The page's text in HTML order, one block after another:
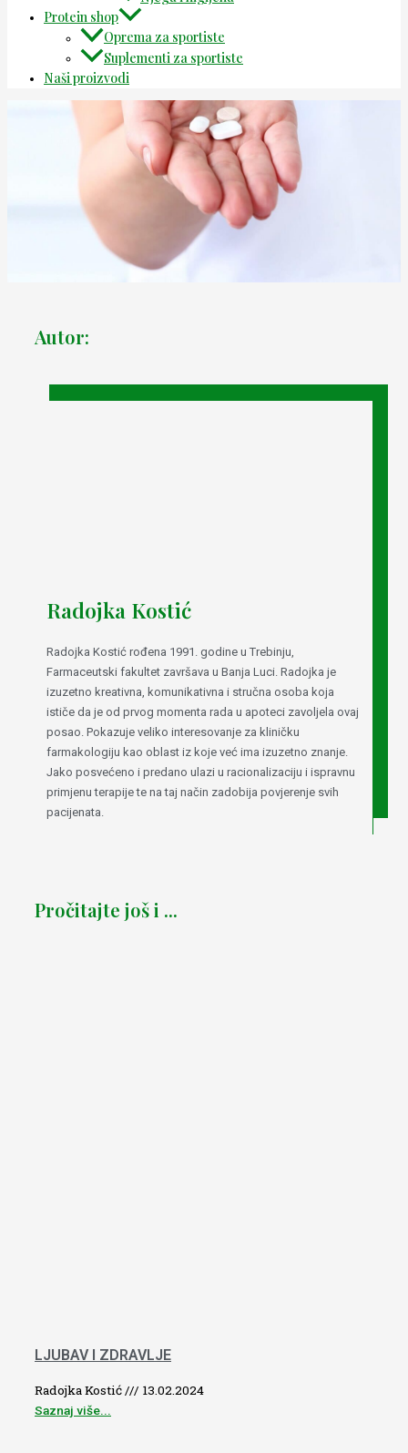
Protein shop
Oprema za sportiste
Suplementi za sportiste
Naši proizvodi
Autor:
Radojka Kostić
Radojka Kostić rođena 1991. godine u Trebinju,
Farmaceutski fakultet završava u Banja Luci. Radojka je
izuzetno kreativna, komunikativna i stručna osoba koja
ističe da je od prvog momenta rada u apoteci zavoljela ovaj
posao. Pokazuje veliko interesovanje za kliničku
farmakologiju kao oblast iz koje već ima izuzetno znanje.
Jako posvećeno i predano ulazi u racionalizaciju i ispravnu
primjenu terapije te na taj način zadobija povjerenje svih
pacijenata.
Pročitajte još i ...
LJUBAV I ZDRAVLJE
Radojka Kostić 13.02.2024
Saznaj više...